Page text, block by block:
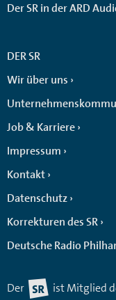
Der SR in der ARD
DER SR
Wir über uns
Job & Karriere
Impressum
Kontakt
Datenschutz
Korrekturen des SR
Deutsche Radio
Der ist Mitglied